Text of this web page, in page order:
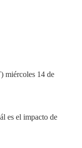
miércoles 14 de